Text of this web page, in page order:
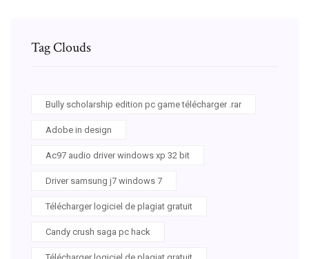
Tag Clouds
Bully scholarship edition pc game télécharger .rar
Adobe in design
Ac97 audio driver windows xp 32 bit
Driver samsung j7 windows 7
Télécharger logiciel de plagiat gratuit
Candy crush saga pc hack